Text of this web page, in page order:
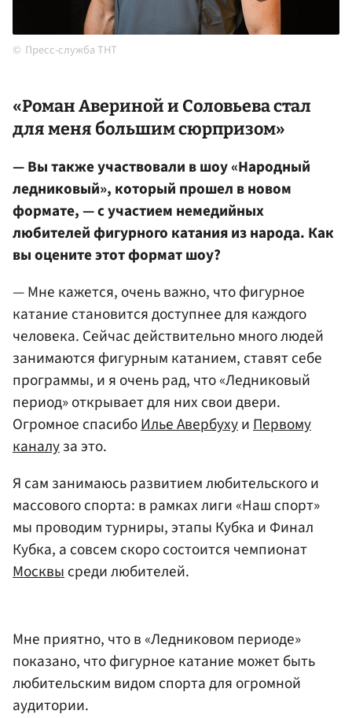
Пресс-служба ТНТ
«Роман Авериной и Соловьева стал
для меня большим сюрпризом»
— Вы также участвовали в шоу «Народный
ледниковый», который прошел в новом
формате, — с участием немедийных
любителей фигурного катания из народа. Как
вы оцените этот формат шоу?
— Мне кажется, очень важно, что фигурное
катание становится доступнее для каждого
человека. Сейчас действительно много людей
занимаются фигурным катанием, ставят себе
программы, и я очень рад, что «Ледниковый
период» открывает для них свои двери.
Огромное спасибоИлье АвербухуиПервому
каналуза это.
Я сам занимаюсь развитием любительского и
массового спорта: в рамках лиги «Наш спорт»
мы проводим турниры, этапы Кубка и Финал
Кубка, а совсем скоро состоится чемпионат
Москвысреди любителей.
Мне приятно, что в «Ледниковом периоде»
показано, что фигурное катание может быть
любительским видом спорта для огромной
аудитории.